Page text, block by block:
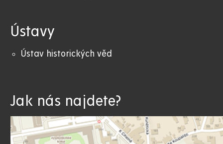
Ústavy
Ústav historických věd
Jak nás najdete?